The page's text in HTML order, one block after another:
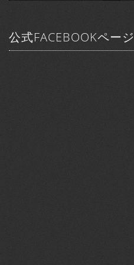
公式FACEBOOKページ